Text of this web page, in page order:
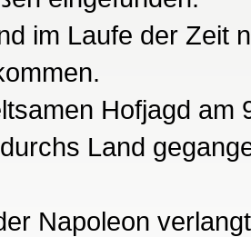
im Laufe der Zeit
Hofjagd am
Land
Napoleon